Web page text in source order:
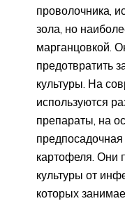
проволочника,
зола, но
марганцовкой.
предотвратить
культуры. На
используются
препараты, на
картофеля. Они
культуры от
которых